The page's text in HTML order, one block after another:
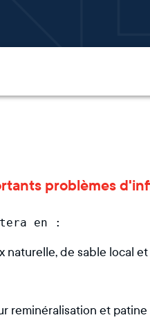
problèmes
de sable local
reminéralisation et